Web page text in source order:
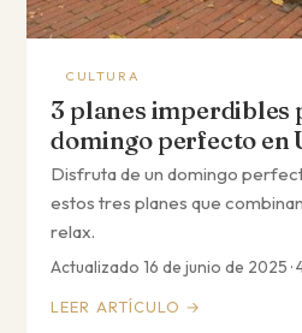
CULTURA
3 planes imperdibles
domingo perfecto en
Disfruta de un domingo
estos tres planes que
relax.
Actualizado 16 de junio de 2025 ·
LEER ARTÍCULO →